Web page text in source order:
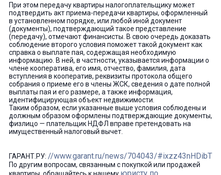
При этом передачу квартиры налогоплательщику может
подтвердить акт приема-передачи квартиры, оформленный
в установленном порядке, или любой иной документ
(документы), подтверждающий такое представление
(передачу), отмечают финансисты. В свою очередь доказать
соблюдение второго условия поможет такой документ как
справка о выплате пая, содержащая необходимую
информацию. В ней, в частности, указывается информации о
члене кооператива, его имя, отчество, фамилия, дата
вступления в кооператив, реквизиты протокола общего
собрания о приеме его в члены ЖСК, сведения о дате полной
выплаты пая и его размере, а также информация,
идентифицирующая объект недвижимости.
Таким образом, если указанные выше условия соблюдены и
должным образом оформлены подтверждающие документы,
физлицо — плательщик НДФЛ вправе претендовать на
имущественный налоговый вычет.
ГАРАНТ.РУ: //www.garant.ru/news/704043/#ixzz43nHDibTi
По другим вопросам, связанным с покупкой или продажей
квартиры, обращайтесь к нашему юристу по